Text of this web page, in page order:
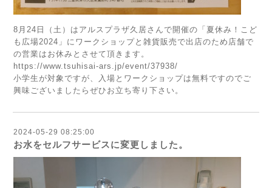
8月24日（土）はアルスプラザ久居さんで開催の「夏休み！こど
も広場2024」にワークショップと雑貨販売で出店のため店舗で
の営業はお休みとさせて頂きます。
https://www.tsuhisai-ars.jp/event/37938/
小学生が対象ですが、入場とワークショップは無料ですのでご
興味ございましたらぜひお立ち寄り下さい。
2024-05-29 08:25:00
お水をセルフサービスに変更しました。